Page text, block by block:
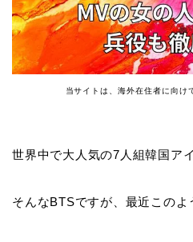
当サイトは、海外在住者に向け
世界中で大人気の7人組韓国ア
そんなBTSですが、最近このよ